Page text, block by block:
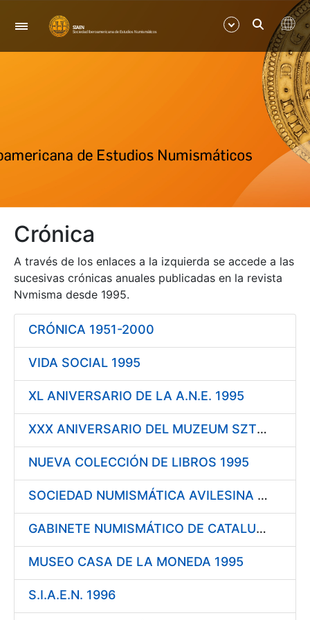
Navegación
Mostrar/Ocultar
Mostrar/Ocultar
Mostrar/Ocultar
Crónica
A través de los enlaces a la izquierda se accede a las
sucesivas crónicas anuales publicadas en la revista
Nvmisma desde 1995.
CRÓNICA 1951-2000
VIDA SOCIAL 1995
XL ANIVERSARIO DE LA A.N.E. 1995
XXX ANIVERSARIO DEL MUZEUM SZTUKI MEDALIERSKIEJ 1995
NUEVA COLECCIÓN DE LIBROS 1995
SOCIEDAD NUMISMÁTICA AVILESINA 1995
GABINETE NUMISMÁTICO DE CATALUÑA 1995
MUSEO CASA DE LA MONEDA 1995
S.I.A.E.N. 1996